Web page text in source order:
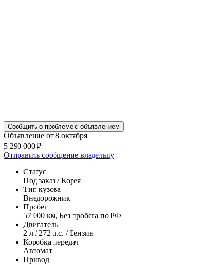
Сообщить о проблеме с объявлением
Объявление от 8 октября
5 290 000 ₽
Отправить сообщение владельцу
Статус
Под заказ / Корея
Тип кузова
Внедорожник
Пробег
57 000 км, Без пробега по РФ
Двигатель
2 л / 272 л.с. / Бензин
Коробка передач
Автомат
Привод